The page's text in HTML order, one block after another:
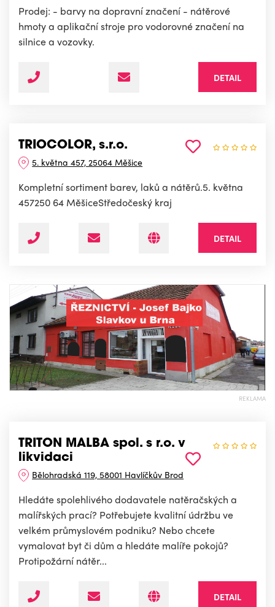
Prodej: - barvy na dopravní značení - nátěrové
hmoty a aplikační stroje pro vodorovné značení na
silnice a vozovky.
DETAIL
TRIOCOLOR, s.r.o.
5. května 457, 25064 Měšice
Kompletní sortiment barev, laků a nátěrů.5. května
457250 64 MěšiceStředočeský kraj
DETAIL
REKLAMA
TRITON MALBA spol. s r.o. v
likvidaci
Bělohradská 119, 58001 Havlíčkův Brod
Hledáte spolehlivého dodavatele natěračských a
malířských prací? Potřebujete kvalitní údržbu ve
velkém průmyslovém podniku? Nebo chcete
vymalovat byt či dům a hledáte malíře pokojů?
Protipožární nátěr...
DETAIL